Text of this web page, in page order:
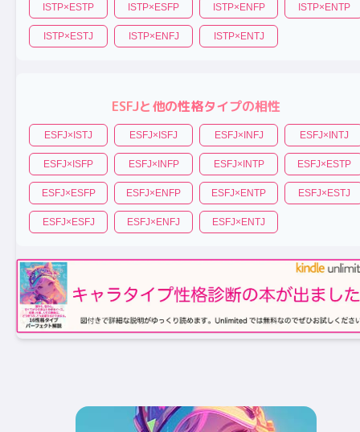
ISTP× ESTP ISTP× ESFP ISTP× ENFP ISTP× ENTP
ISTP× ESTJ ISTP× ENFJ ISTP× ENTJ
ESFJと他の性格タイプの相性
ESFJ× ISTJ ESFJ× ISFJ ESFJ× INFJ ESFJ× INTJ
ESFJ× ISFP ESFJ× INFP ESFJ× INTP ESFJ× ESTP
ESFJ× ESFP ESFJ× ENFP ESFJ× ENTP ESFJ× ESTJ
ESFJ× ESFJ ESFJ× ENFJ ESFJ× ENTJ